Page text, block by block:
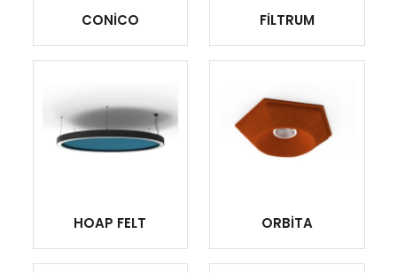
CONİCO FİLTRUM
HOAP FELT ORBİTA